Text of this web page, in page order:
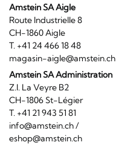
Amstein SA Aigle
Route Industrielle 8
CH-1860 Aigle
T. +41 24 466 18 48
magasin-aigle@amstein.ch
Amstein SA Administration
Z.I. La Veyre B2
CH-1806 St-Légier
T. +41 21 943 51 81
info@amstein.ch/
eshop@amstein.ch